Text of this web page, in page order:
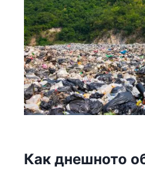
Как днешното